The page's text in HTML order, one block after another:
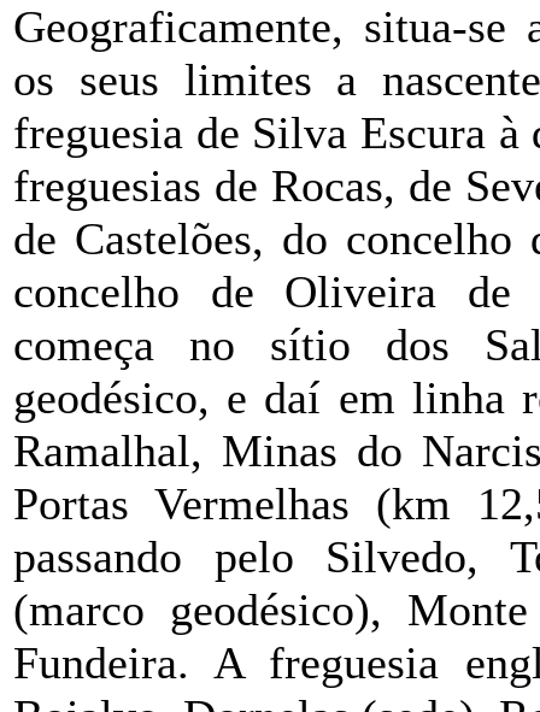
Geograficamente, situa-
os seus limites a
freguesia de Silva Escura à
freguesias de Rocas, de
de Castelões, do
concelho de Oliveira
começa no sítio dos
geodésico, e daí em linha
Ramalhal, Minas do
Portas Vermelhas (km
passando pelo Silvedo,
(marco geodésico),
Fundeira. A freguesia